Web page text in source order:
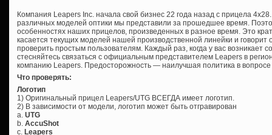
Компания Leapers Inc. начала свой бизнес 22 года назад с прицела 4х28.
различных моделей оптики мы представили за прошедшее время.
особенностях наших прицелов, произведенных в разное время. Это
касается текущих моделей нашей производственной линейки и говорит
проверить простым пользователям. Каждый раз, когда у вас возникает
стесняйтесь связаться с официальным представителем Leapers в
компанию Leapers. Предосторожность — наилучшая политика в
Что проверять:
Логотип
1) Оригинальный прицел Leapers/UTG ВСЕГДА имеет логотип.
2) В зависимости от модели, логотип может быть отгравирован
а. UTG
b. AccuShot
c. Leapers